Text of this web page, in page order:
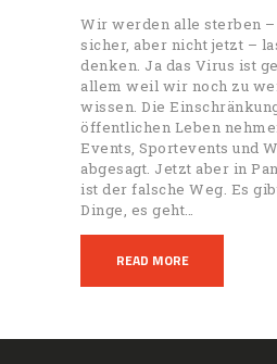
Wir werden alle sterben
sicher, aber nicht jetzt –
denken. Ja das Virus ist
allem weil wir noch zu
wissen. Die
öffentlichen Leben
Events, Sportevents und
abgesagt. Jetzt aber in
ist der falsche Weg. Es
Dinge, es geht…
READ MORE